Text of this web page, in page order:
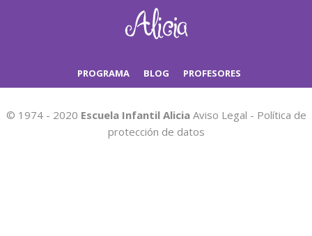
PROGRAMA BLOG PROFESORES
© 1974 - 2020 Escuela Infantil Alicia Aviso Legal - Política de
protección de datos